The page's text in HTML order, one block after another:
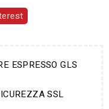
ESPRESSO GLS
SSL